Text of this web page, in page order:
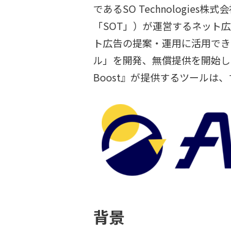
であるSO Technologies株式
「SOT」）が運営するネット
ト広告の提案・運用に活用で
ル」を開発、無償提供を開始
Boost』が提供するツールは、
背景